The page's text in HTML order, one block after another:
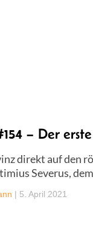
– Der
direkt auf den
Severus,
| 5. April 2021